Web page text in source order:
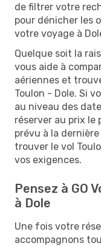
de filtrer votre
pour dénicher les
votre voyage à
Quelque soit la
vous aide à
aériennes et
Toulon - Dole. Si
au niveau des
réserver au prix le
prévu à la
trouver le vol
vos exigences.
Pensez à GO
à Dole
Une fois votre
accompagnons